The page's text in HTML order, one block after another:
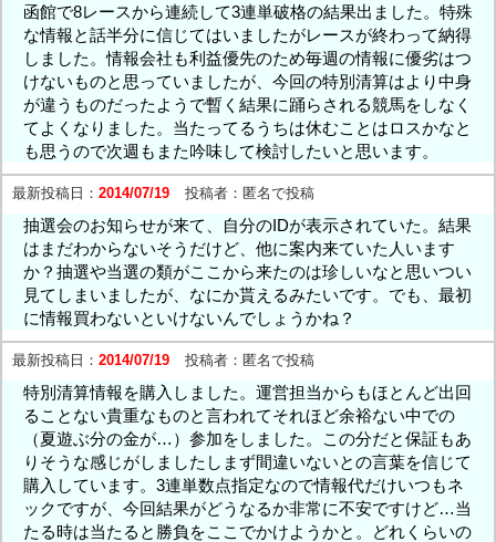
函館で8レースから連続して3連単破格の結果出ました。特殊
な情報と話半分に信じてはいましたがレースが終わって納得
しました。情報会社も利益優先のため毎週の情報に優劣はつ
けないものと思っていましたが、今回の特別清算はより中身
が違うものだったようで暫く結果に踊らされる競馬をしなく
てよくなりました。当たってるうちは休むことはロスかなと
も思うので次週もまた吟味して検討したいと思います。
最新投稿日： 2014/07/19 投稿者： 匿名で投稿
抽選会のお知らせが来て、自分のIDが表示されていた。結果
はまだわからないそうだけど、他に案内来ていた人います
か？抽選や当選の類がここから来たのは珍しいなと思いつい
見てしまいましたが、なにか貰えるみたいです。でも、最初
に情報買わないといけないんでしょうかね？
最新投稿日： 2014/07/19 投稿者： 匿名で投稿
特別清算情報を購入しました。運営担当からもほとんど出回
ることない貴重なものと言われてそれほど余裕ない中での
（夏遊ぶ分の金が…）参加をしました。この分だと保証もあ
りそうな感じがしましたしまず間違いないとの言葉を信じて
購入しています。3連単数点指定なので情報代だけいつもネ
ックですが、今回結果がどうなるか非常に不安ですけど…当
たる時は当たると勝負をここでかけようかと。どれくらいの